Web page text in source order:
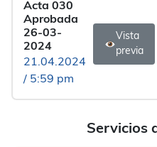
Servicios
Acta 030
Aprobada
26-03-
2024
21.04.2024
/ 5:59 pm
Vista
previa